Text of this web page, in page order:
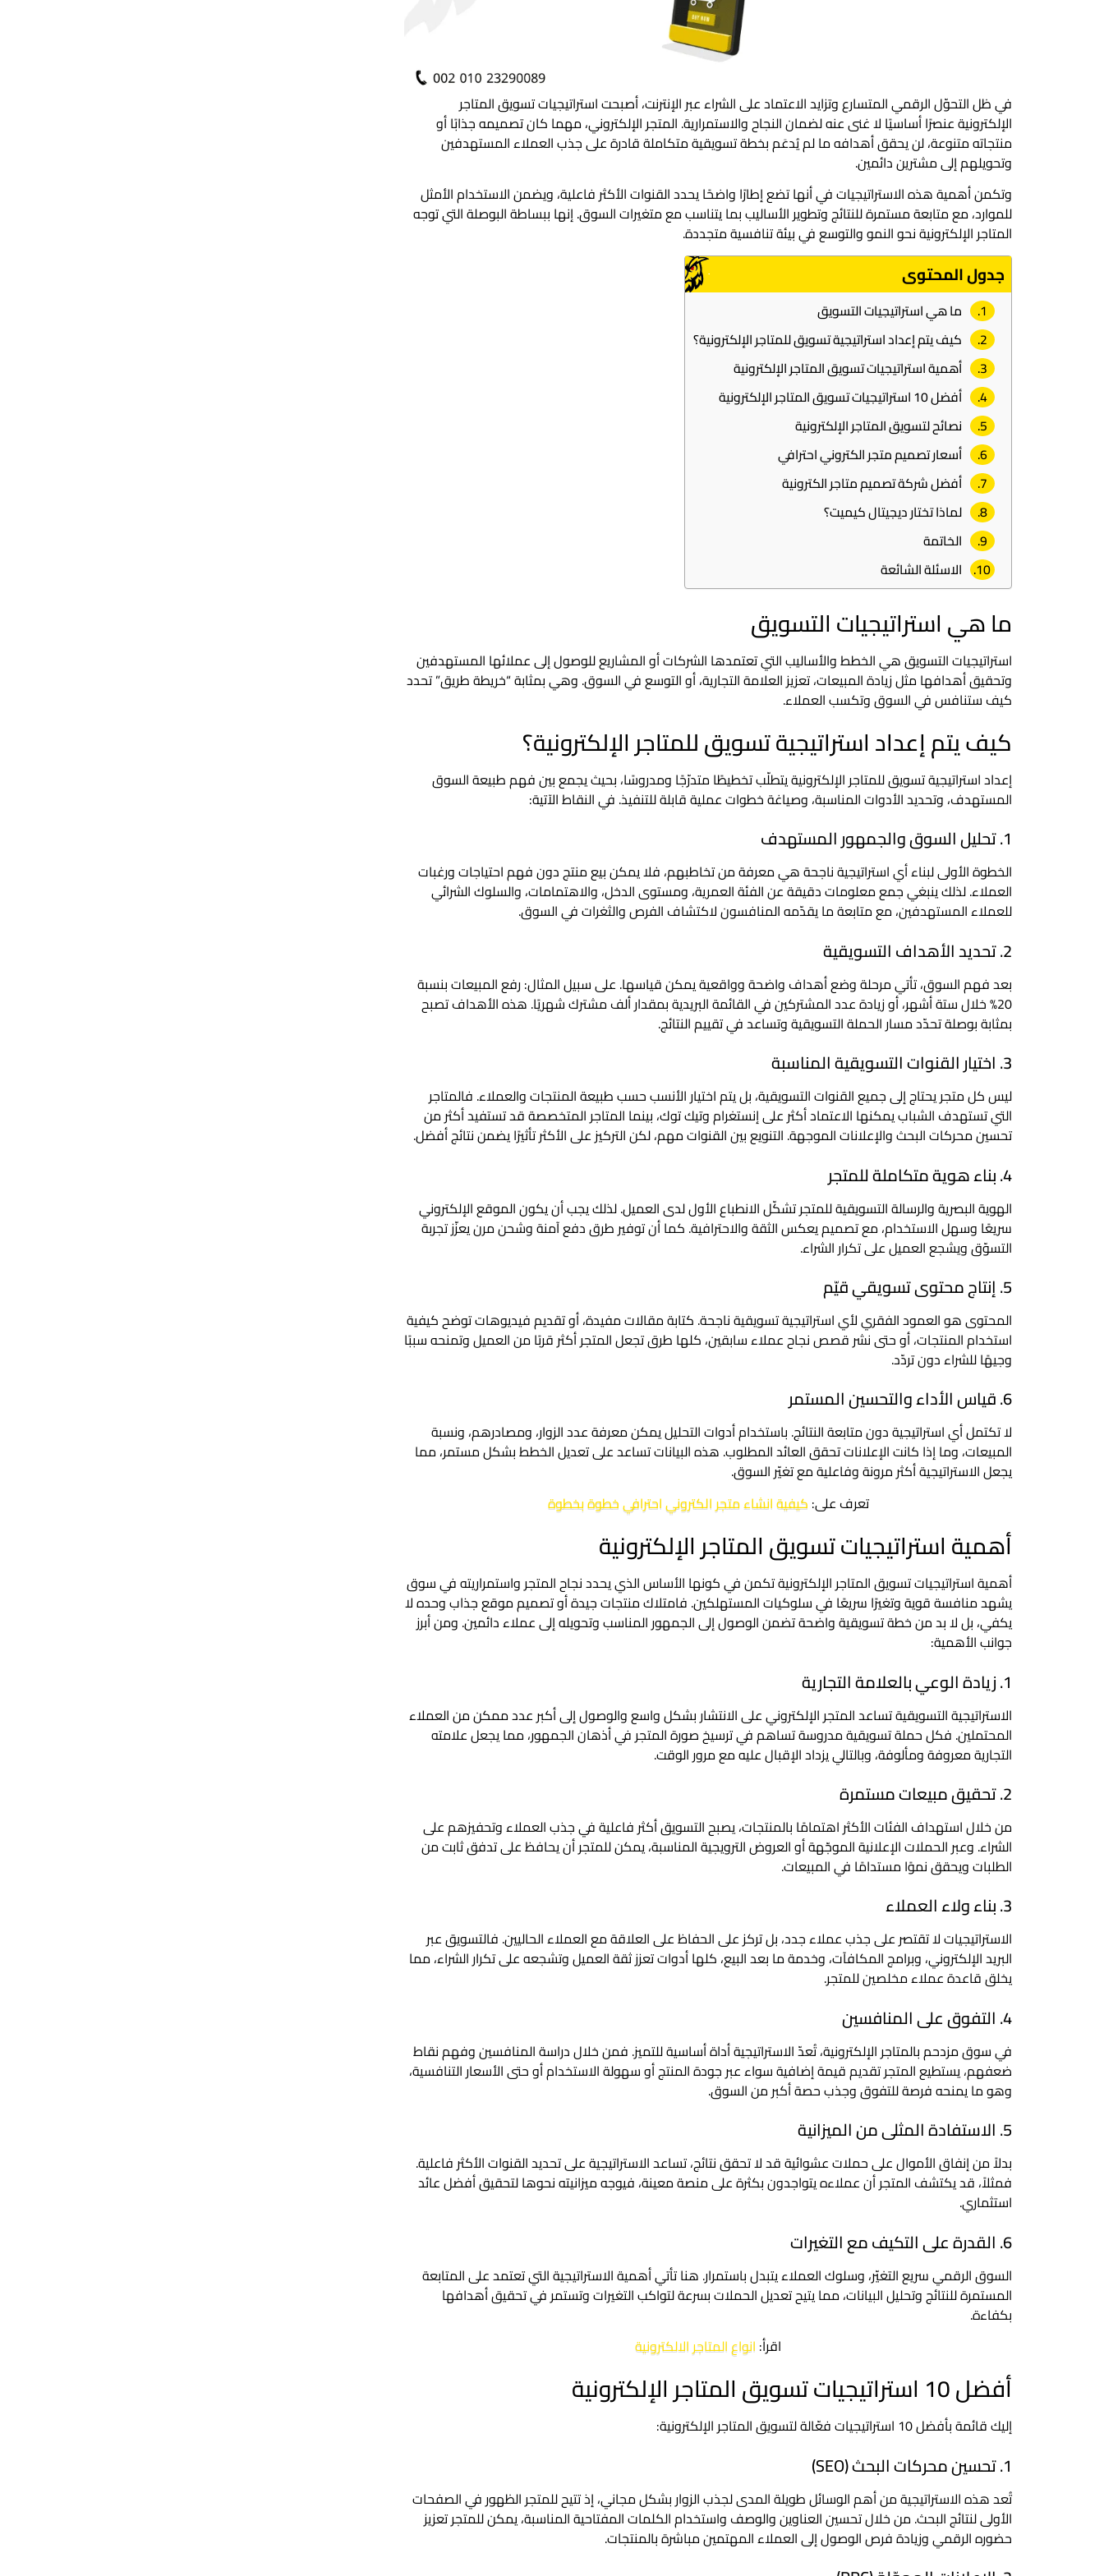
في ظل التحوّل الرقمي المتسارع وتزايد الاعتماد على الشراء عبر الإنترنت، أصبحت استراتيجيات تسويق المتاجر
الإلكترونية عنصرًا أساسيًا لا غنى عنه لضمان النجاح والاستمرارية. المتجر الإلكتروني، مهما كان تصميمه جذابًا أو
منتجاته متنوعة، لن يحقق أهدافه ما لم يُدعَم بخطة تسويقية متكاملة قادرة على جذب العملاء المستهدفين
وتحويلهم إلى مشترين دائمين.
وتكمن أهمية هذه الاستراتيجيات في أنها تضع إطارًا واضحًا يحدد القنوات الأكثر فاعلية، ويضمن الاستخدام الأمثل
للموارد، مع متابعة مستمرة للنتائج وتطوير الأساليب بما يتناسب مع متغيرات السوق. إنها ببساطة البوصلة التي توجه
المتاجر الإلكترونية نحو النمو والتوسع في بيئة تنافسية متجددة.
جدول المحتوى
ما هي استراتيجيات التسويق
كيف يتم إعداد استراتيجية تسويق للمتاجر الإلكترونية؟
أهمية استراتيجيات تسويق المتاجر الإلكترونية
أفضل 10 استراتيجيات تسويق المتاجر الإلكترونية
نصائح لتسويق المتاجر الإلكترونية
أسعار تصميم متجر الكتروني احترافي
أفضل شركة تصميم متاجر الكترونية
لماذا تختار ديجيتال كيميت؟
الخاتمة
الاسئلة الشائعة
ما هي استراتيجيات التسويق
استراتيجيات التسويق هي الخطط والأساليب التي تعتمدها الشركات أو المشاريع للوصول إلى عملائها المستهدفين
وتحقيق أهدافها مثل زيادة المبيعات، تعزيز العلامة التجارية، أو التوسع في السوق. وهي بمثابة “خريطة طريق” تحدد
كيف ستنافس في السوق وتكسب العملاء.
كيف يتم إعداد استراتيجية تسويق للمتاجر الإلكترونية؟
إعداد استراتيجية تسويق للمتاجر الإلكترونية يتطلّب تخطيطًا متدرّجًا ومدروسًا، بحيث يجمع بين فهم طبيعة السوق
المستهدف، وتحديد الأدوات المناسبة، وصياغة خطوات عملية قابلة للتنفيذ. في النقاط الآتية:
1. تحليل السوق والجمهور المستهدف
الخطوة الأولى لبناء أي استراتيجية ناجحة هي معرفة من تخاطبهم، فلا يمكن بيع منتج دون فهم احتياجات ورغبات
العملاء. لذلك ينبغي جمع معلومات دقيقة عن الفئة العمرية، ومستوى الدخل، والاهتمامات، والسلوك الشرائي
للعملاء المستهدفين، مع متابعة ما يقدّمه المنافسون لاكتشاف الفرص والثغرات في السوق.
2. تحديد الأهداف التسويقية
بعد فهم السوق، تأتي مرحلة وضع أهداف واضحة وواقعية يمكن قياسها. على سبيل المثال: رفع المبيعات بنسبة
20% خلال ستة أشهر، أو زيادة عدد المشتركين في القائمة البريدية بمقدار ألف مشترك شهريًا. هذه الأهداف تصبح
بمثابة بوصلة تحدّد مسار الحملة التسويقية وتساعد في تقييم النتائج.
3. اختيار القنوات التسويقية المناسبة
ليس كل متجر يحتاج إلى جميع القنوات التسويقية، بل يتم اختيار الأنسب حسب طبيعة المنتجات والعملاء. فالمتاجر
التي تستهدف الشباب يمكنها الاعتماد أكثر على إنستغرام وتيك توك، بينما المتاجر المتخصصة قد تستفيد أكثر من
تحسين محركات البحث والإعلانات الموجهة. التنويع بين القنوات مهم، لكن التركيز على الأكثر تأثيرًا يضمن نتائج أفضل.
4. بناء هوية متكاملة للمتجر
الهوية البصرية والرسالة التسويقية للمتجر تشكّل الانطباع الأول لدى العميل. لذلك يجب أن يكون الموقع الإلكتروني
سريعًا وسهل الاستخدام، مع تصميم يعكس الثقة والاحترافية. كما أن توفير طرق دفع آمنة وشحن مرن يعزّز تجربة
التسوّق ويشجع العميل على تكرار الشراء.
5. إنتاج محتوى تسويقي قيّم
المحتوى هو العمود الفقري لأي استراتيجية تسويقية ناجحة. كتابة مقالات مفيدة، أو تقديم فيديوهات توضح كيفية
استخدام المنتجات، أو حتى نشر قصص نجاح عملاء سابقين، كلها طرق تجعل المتجر أكثر قربًا من العميل وتمنحه سببًا
وجيهًا للشراء دون تردّد.
6. قياس الأداء والتحسين المستمر
لا تكتمل أي استراتيجية دون متابعة النتائج. باستخدام أدوات التحليل يمكن معرفة عدد الزوار، ومصادرهم، ونسبة
المبيعات، وما إذا كانت الإعلانات تحقق العائد المطلوب. هذه البيانات تساعد على تعديل الخطط بشكل مستمر، مما
يجعل الاستراتيجية أكثر مرونة وفاعلية مع تغيّر السوق.
تعرف على: كيفية انشاء متجر الكتروني احترافي خطوة بخطوة
أهمية استراتيجيات تسويق المتاجر الإلكترونية
أهمية استراتيجيات تسويق المتاجر الإلكترونية تكمن في كونها الأساس الذي يحدد نجاح المتجر واستمراريته في سوق
يشهد منافسة قوية وتغيرًا سريعًا في سلوكيات المستهلكين. فامتلاك منتجات جيدة أو تصميم موقع جذاب وحده لا
يكفي، بل لا بد من خطة تسويقية واضحة تضمن الوصول إلى الجمهور المناسب وتحويله إلى عملاء دائمين. ومن أبرز
جوانب الأهمية:
1. زيادة الوعي بالعلامة التجارية
الاستراتيجية التسويقية تساعد المتجر الإلكتروني على الانتشار بشكل واسع والوصول إلى أكبر عدد ممكن من العملاء
المحتملين. فكل حملة تسويقية مدروسة تساهم في ترسيخ صورة المتجر في أذهان الجمهور، مما يجعل علامته
التجارية معروفة ومألوفة، وبالتالي يزداد الإقبال عليه مع مرور الوقت.
2. تحقيق مبيعات مستمرة
من خلال استهداف الفئات الأكثر اهتمامًا بالمنتجات، يصبح التسويق أكثر فاعلية في جذب العملاء وتحفيزهم على
الشراء. وعبر الحملات الإعلانية الموجّهة أو العروض الترويجية المناسبة، يمكن للمتجر أن يحافظ على تدفق ثابت من
الطلبات ويحقق نموًا مستدامًا في المبيعات.
3. بناء ولاء العملاء
الاستراتيجيات لا تقتصر على جذب عملاء جدد، بل تركز على الحفاظ على العلاقة مع العملاء الحاليين. فالتسويق عبر
البريد الإلكتروني، وبرامج المكافآت، وخدمة ما بعد البيع، كلها أدوات تعزز ثقة العميل وتشجعه على تكرار الشراء، مما
يخلق قاعدة عملاء مخلصين للمتجر.
4. التفوق على المنافسين
في سوق مزدحم بالمتاجر الإلكترونية، تُعدّ الاستراتيجية أداة أساسية للتميز. فمن خلال دراسة المنافسين وفهم نقاط
ضعفهم، يستطيع المتجر تقديم قيمة إضافية سواء عبر جودة المنتج أو سهولة الاستخدام أو حتى الأسعار التنافسية،
وهو ما يمنحه فرصة للتفوق وجذب حصة أكبر من السوق.
5. الاستفادة المثلى من الميزانية
بدلاً من إنفاق الأموال على حملات عشوائية قد لا تحقق نتائج، تساعد الاستراتيجية على تحديد القنوات الأكثر فاعلية.
فمثلاً، قد يكتشف المتجر أن عملاءه يتواجدون بكثرة على منصة معينة، فيوجه ميزانيته نحوها لتحقيق أفضل عائد
استثماري.
6. القدرة على التكيف مع التغيرات
السوق الرقمي سريع التغيّر، وسلوك العملاء يتبدل باستمرار. هنا تأتي أهمية الاستراتيجية التي تعتمد على المتابعة
المستمرة للنتائج وتحليل البيانات، مما يتيح تعديل الحملات بسرعة لتواكب التغيرات وتستمر في تحقيق أهدافها
بكفاءة.
اقرأ: انواع المتاجر الالكترونية
أفضل 10 استراتيجيات تسويق المتاجر الإلكترونية
إليك قائمة بأفضل 10 استراتيجيات فعّالة لتسويق المتاجر الإلكترونية:
1. تحسين محركات البحث (SEO)
تُعد هذه الاستراتيجية من أهم الوسائل طويلة المدى لجذب الزوار بشكل مجاني، إذ تتيح للمتجر الظهور في الصفحات
الأولى لنتائج البحث. من خلال تحسين العناوين والوصف واستخدام الكلمات المفتاحية المناسبة، يمكن للمتجر تعزيز
حضوره الرقمي وزيادة فرص الوصول إلى العملاء المهتمين مباشرة بالمنتجات.